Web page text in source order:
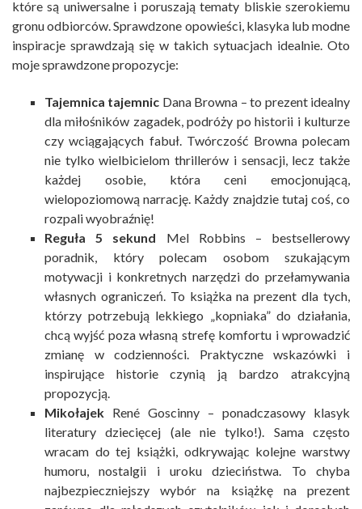
które są uniwersalne i poruszają tematy bliskie szerokiemu
gronu odbiorców. Sprawdzone opowieści, klasyka lub modne
inspiracje sprawdzają się w takich sytuacjach idealnie. Oto
moje sprawdzone propozycje:
Tajemnica tajemnic Dana Browna – to prezent idealny
dla miłośników zagadek, podróży po historii i kulturze
czy wciągających fabuł. Twórczość Browna polecam
nie tylko wielbicielom thrillerów i sensacji, lecz także
każdej osobie, która ceni emocjonującą,
wielopoziomową narrację. Każdy znajdzie tutaj coś, co
rozpali wyobraźnię!
Reguła 5 sekund Mel Robbins – bestsellerowy
poradnik, który polecam osobom szukającym
motywacji i konkretnych narzędzi do przełamywania
własnych ograniczeń. To książka na prezent dla tych,
którzy potrzebują lekkiego „kopniaka” do działania,
chcą wyjść poza własną strefę komfortu i wprowadzić
zmianę w codzienności. Praktyczne wskazówki i
inspirujące historie czynią ją bardzo atrakcyjną
propozycją.
Mikołajek René Goscinny – ponadczasowy klasyk
literatury dziecięcej (ale nie tylko!). Sama często
wracam do tej książki, odkrywając kolejne warstwy
humoru, nostalgii i uroku dzieciństwa. To chyba
najbezpieczniejszy wybór na książkę na prezent